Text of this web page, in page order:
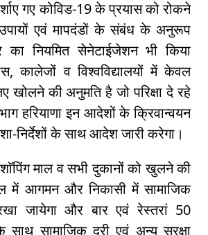
गए कोविड-19 के प्रयास को रोकने
एवं मापदंडों के संबंध के अनुरूप
का नियमित सेनेटाईजेशन भी किया
कालेजों व विश्वविद्यालयों में केवल
खोलने की अनुमति है जो परिक्षा दे रहे
हरियाणा इन आदेशों के क्रिवान्वयन
निर्देशों के साथ आदेश जारी करेगा।
माल व सभी दुकानों को खुलने की
में आगमन और निकासी में सामाजिक
जायेगा और बार एवं रेस्तरां 50
साथ सामाजिक दूरी एवं अन्य सुरक्षा